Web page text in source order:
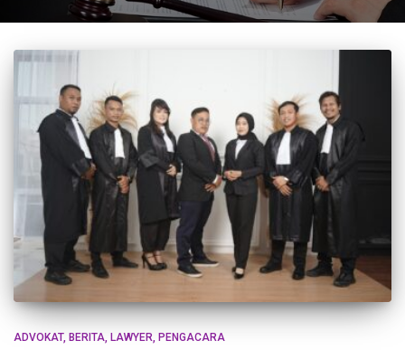
ADVOKAT BERITA LAWYER PENGACARA